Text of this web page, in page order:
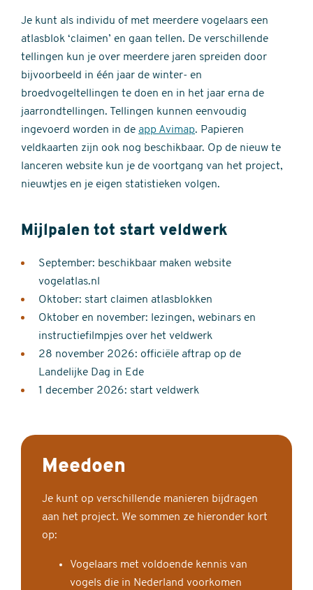
Je kunt als individu of met meerdere vogelaars een
atlasblok ‘claimen’ en gaan tellen. De verschillende
tellingen kun je over meerdere jaren spreiden door
bijvoorbeeld in één jaar de winter- en
broedvogeltellingen te doen en in het jaar erna de
jaarrondtellingen. Tellingen kunnen eenvoudig
ingevoerd worden in de app Avimap. Papieren
veldkaarten zijn ook nog beschikbaar. Op de nieuw te
lanceren website kun je de voortgang van het project,
nieuwtjes en je eigen statistieken volgen.
Mijlpalen tot start veldwerk
September: beschikbaar maken website
vogelatlas.nl
Oktober: start claimen atlasblokken
Oktober en november: lezingen, webinars en
instructiefilmpjes over het veldwerk
28 november 2026: officiële aftrap op de
Landelijke Dag in Ede
1 december 2026: start veldwerk
Meedoen
Je kunt op verschillende manieren bijdragen
aan het project. We sommen ze hieronder kort
op:
Vogelaars met voldoende kennis van
vogels die in Nederland voorkomen